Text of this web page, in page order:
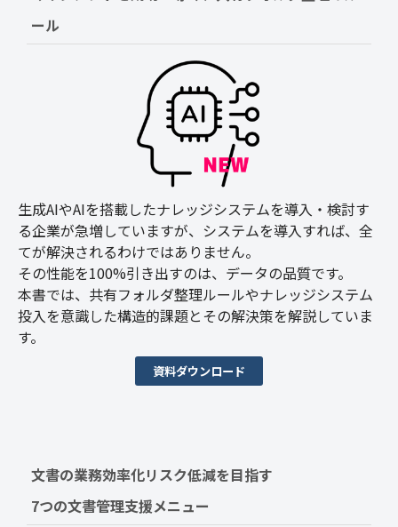
ール
生成AIやAIを搭載したナレッジシステムを導入・検討す
る企業が急増していますが、システムを導入すれば、全
てが解決されるわけではありません。
その性能を100%引き出すのは、データの品質です。
本書では、共有フォルダ整理ルールやナレッジシステム
投入を意識した構造的課題とその解決策を解説していま
す。
資料ダウンロード
文書の業務効率化リスク低減を目指す
7つの文書管理支援メニュー